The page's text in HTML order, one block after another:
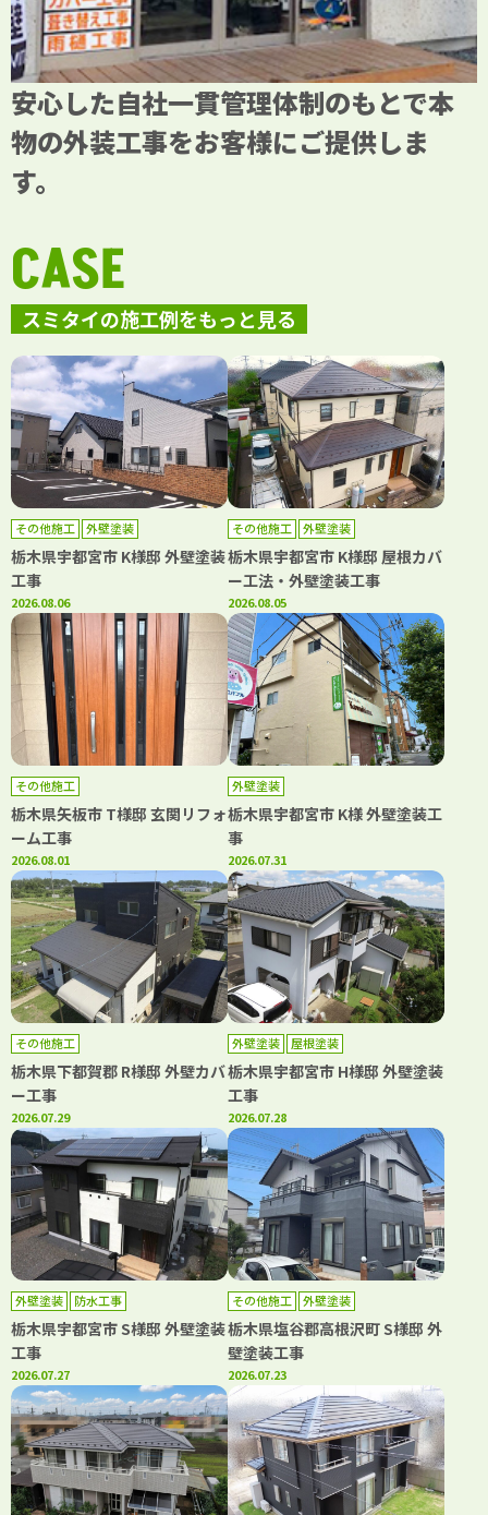
安心した自社一貫管理体制のもとで本
物の外装工事をお客様にご提供しま
す。
スミタイの施工例をもっと見る
CASE
その他施工 外壁塗装
栃木県宇都宮市 K様邸 外壁塗装
工事
2026.08.06
その他施工 外壁塗装
栃木県宇都宮市 K様邸 屋根カバ
ー工法・外壁塗装工事
2026.08.05
その他施工
栃木県矢板市 T様邸 玄関リフォ
ーム工事
2026.08.01
外壁塗装
栃木県宇都宮市 K様 外壁塗装工
事
2026.07.31
その他施工
栃木県下都賀郡 R様邸 外壁カバ
ー工事
2026.07.29
外壁塗装 屋根塗装
栃木県宇都宮市 H様邸 外壁塗装
工事
2026.07.28
外壁塗装 防水工事
栃木県宇都宮市 S様邸 外壁塗装
工事
2026.07.27
その他施工 外壁塗装
栃木県塩谷郡高根沢町 S様邸 外
壁塗装工事
2026.07.23